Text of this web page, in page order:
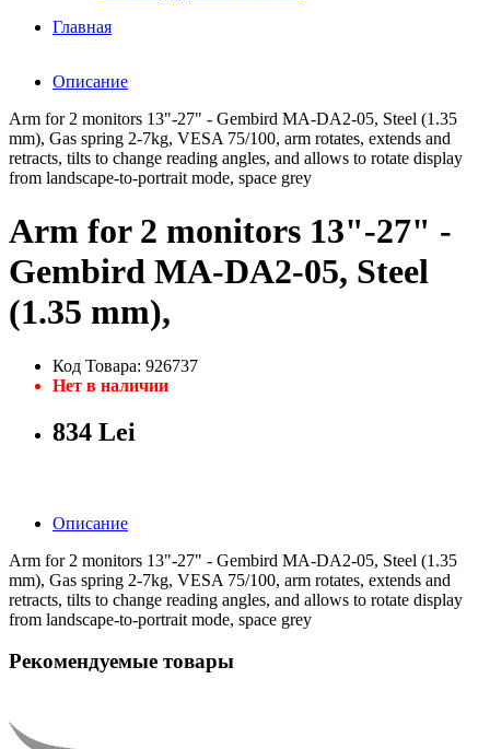
Главная
Описание
Arm for 2 monitors 13"-27" - Gembird MA-DA2-05, Steel (1.35
mm), Gas spring 2-7kg, VESA 75/100, arm rotates, extends and
retracts, tilts to change reading angles, and allows to rotate display
from landscape-to-portrait mode, space grey
Arm for 2 monitors 13"-27" -
Gembird MA-DA2-05, Steel
(1.35 mm),
Код Товара: 926737
Нет в наличии
834 Lei
Описание
Arm for 2 monitors 13"-27" - Gembird MA-DA2-05, Steel (1.35
mm), Gas spring 2-7kg, VESA 75/100, arm rotates, extends and
retracts, tilts to change reading angles, and allows to rotate display
from landscape-to-portrait mode, space grey
Рекомендуемые товары